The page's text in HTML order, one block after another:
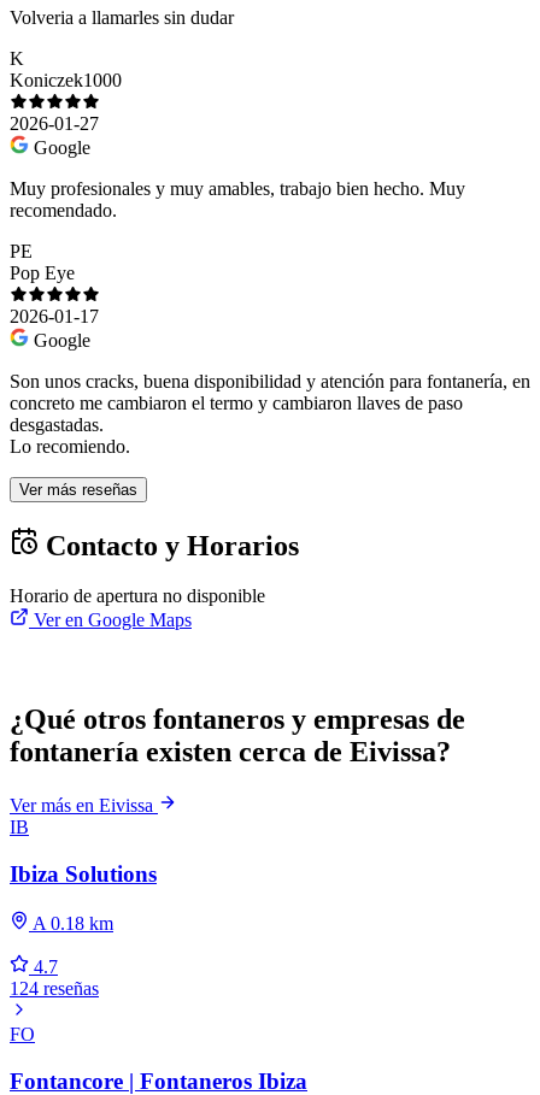
Volveria a llamarles sin dudar
K
Koniczek1000
2026-01-27
Google
Muy profesionales y muy amables, trabajo bien hecho. Muy
recomendado.
PE
Pop Eye
2026-01-17
Google
Son unos cracks, buena disponibilidad y atención para fontanería, en
concreto me cambiaron el termo y cambiaron llaves de paso
desgastadas.
Lo recomiendo.
Ver más reseñas
Contacto y Horarios
Horario de apertura no disponible
Ver en Google Maps
¿Qué otros fontaneros y empresas de
fontanería existen cerca de Eivissa?
Ver más en Eivissa
IB
Ibiza Solutions
A 0.18 km
4.7
124 reseñas
FO
Fontancore | Fontaneros Ibiza